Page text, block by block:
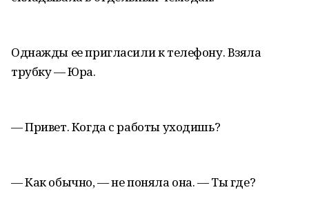
Однажды ее пригласили к телефону. Взяла
трубку — Юра.
— Привет. Когда с работы уходишь?
— Как обычно, — не поняла она. — Ты где?